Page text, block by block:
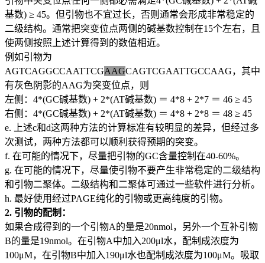
基数) ≥ 45。但引物也不宜过长，否则通常会形成非常稳定的
二级结构。通常把突变位点两侧的碱基数控制在15个左右，且
使两侧按照上述计算得到的数值相近。
例如引物为
AGTCAGGCCAATTCGAAGCAGTCGAATTGCCAAG，其中
有灰色阴影的AAG为突变位点，则
左侧：4*(GC碱基数) + 2*(AT碱基数) ＝ 4*8 + 2*7 ＝ 46 ≥ 45
右侧：4*(GC碱基数) + 2*(AT碱基数) ＝ 4*8 + 2*8 ＝ 48 ≥ 45
e. 上述c和d这两种方法的计算标准有较明显的差异，但经过多
次测试，两种方法都可以顺利获得预期的突变。
f. 在可能的情况下，尽量把引物的GC含量控制在40-60%。
g. 在可能的情况下，尽量使引物不要产生非常稳定的二级结构
和引物二聚体。二级结构和二聚体可通过一些软件进行分析。
h. 最好使用经过PAGE纯化的引物或更高纯度的引物。
2. 引物的配制：
如果合成得到的一个引物A的量是20nmol，另外一个互补引物
B的量是19nmol。在引物A中加入200μl水，配制成浓度为
100μM，在引物B中加入190μl水也配制成浓度为100μM。吸取